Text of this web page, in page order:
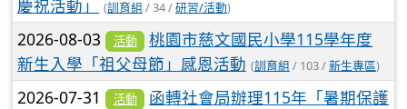
慶祝活動」
(訓育組 / 34 /研習/活動)
2026-08-03 活動
桃園市慈文國民小學115學年度
新生入學「祖父母節」感恩活動 (訓育組 / 103 /新生專區)
2026-07-31 活動
函轉社會局辦理115年「暑期保護